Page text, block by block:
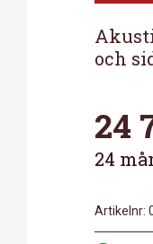
och
24
24
Artikelnr: